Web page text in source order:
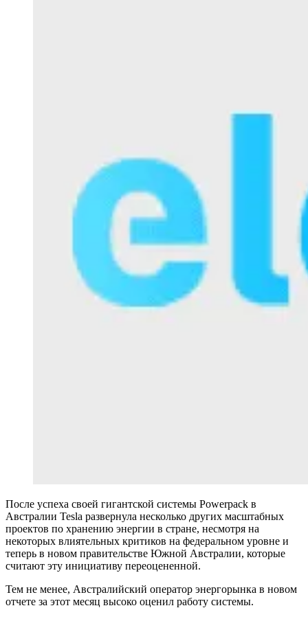
После успеха своей гигантской системы Powerpack в
Австралии Tesla развернула несколько других масштабных
проектов по хранению энергии в стране, несмотря на
некоторых влиятельных критиков на федеральном уровне и
теперь в новом правительстве Южной Австралии, которые
считают эту инициативу переоцененной.
Тем не менее, Австралийский оператор энергорынка в новом
отчете за этот месяц высоко оценил работу системы.